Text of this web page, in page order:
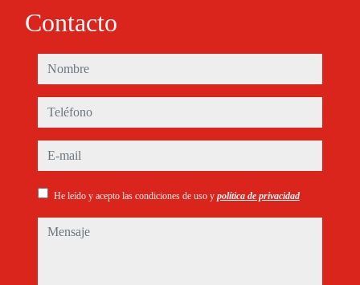
Contacto
nombre
teléfono
e-mail
He leído y acepto las condiciones de uso y política de privacidad
mensaje